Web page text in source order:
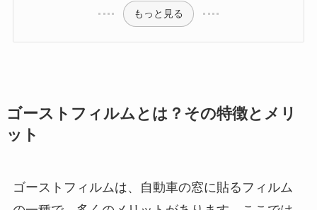
もっと見る
ゴーストフィルムとは？その特徴とメリ
ット
ゴーストフィルムは、自動車の窓に貼るフィルム